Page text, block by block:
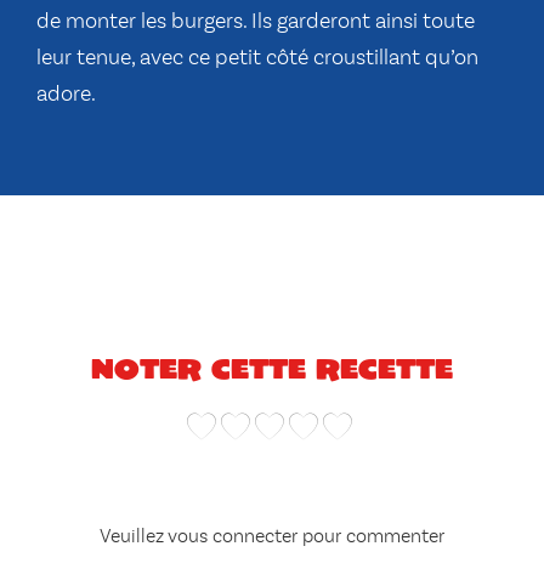
de monter les burgers. Ils garderont ainsi toute
leur tenue, avec ce petit côté croustillant qu’on
adore.
Noter cette recette
Veuillez vous connecter pour commenter